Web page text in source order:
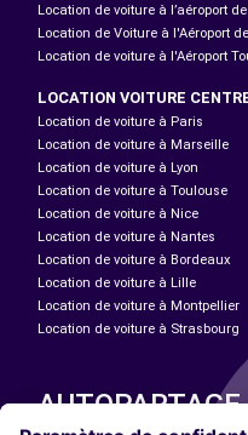
Location de voiture à l’aéroport
Location de Voiture à l'Aéroport
Location de voiture à l'Aéroport
LOCATION VOITURE
Location de voiture à Paris
Location de voiture à Marseille
Location de voiture à Lyon
Location de voiture à Toulouse
Location de voiture à Nice
Location de voiture à Nantes
Location de voiture à Bordeaux
Location de voiture à Lille
Location de voiture à Montpellier
Location de voiture à Strasbourg
AUTOPARTAGE